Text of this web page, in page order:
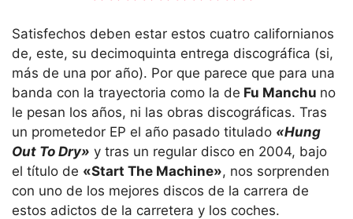
Satisfechos deben estar estos cuatro californianos
de, este, su decimoquinta entrega discográfica (si,
más de una por año). Por que parece que para una
banda con la trayectoria como la de Fu Manchu no
le pesan los años, ni las obras discográficas. Tras
un prometedor EP el año pasado titulado «Hung
Out To Dry» y tras un regular disco en 2004, bajo
el título de «Start The Machine», nos sorprenden
con uno de los mejores discos de la carrera de
estos adictos de la carretera y los coches.